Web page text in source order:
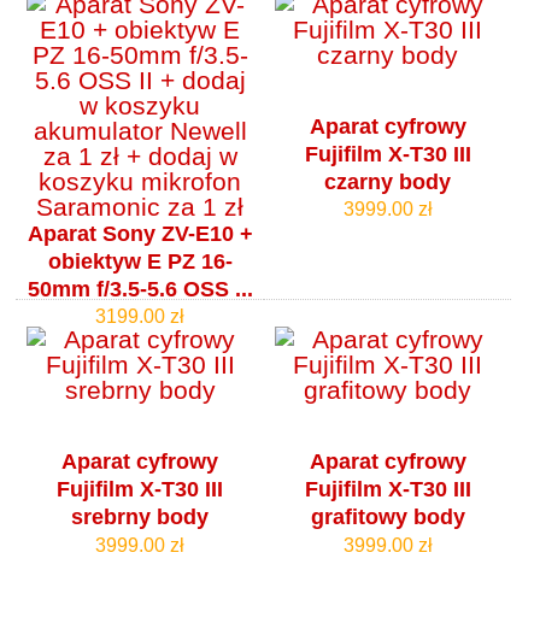
Aparat Sony ZV-E10 +
obiektyw E PZ 16-
50mm f/3.5-5.6 OSS ...
3199.00 zł
Aparat cyfrowy
Fujifilm X-T30 III
czarny body
3999.00 zł
Aparat cyfrowy
Fujifilm X-T30 III
srebrny body
3999.00 zł
Aparat cyfrowy
Fujifilm X-T30 III
grafitowy body
3999.00 zł